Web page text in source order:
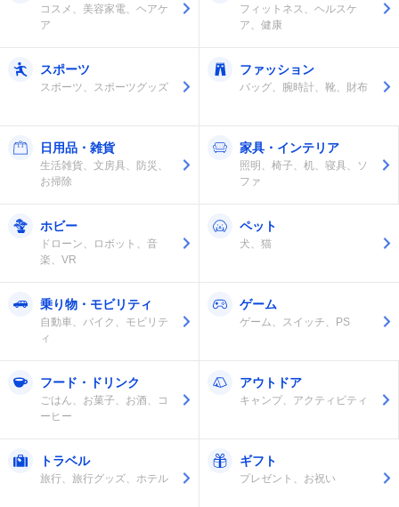
コスメ、美容家電、ヘアケ
ア
フィットネス、ヘルスケ
ア、健康
スポーツ
スポーツ、スポーツグッズ
ファッション
バッグ、腕時計、靴、財布
日用品・雑貨
生活雑貨、文房具、防災、
お掃除
家具・インテリア
照明、椅子、机、寝具、ソ
ファ
ホビー
ドローン、ロボット、音
楽、VR
ペット
犬、猫
乗り物・モビリティ
自動車、バイク、モビリテ
ィ
ゲーム
ゲーム、スイッチ、PS
フード・ドリンク
ごはん、お菓子、お酒、コ
ーヒー
アウトドア
キャンプ、アクティビティ
トラベル
旅行、旅行グッズ、ホテル
ギフト
プレゼント、お祝い